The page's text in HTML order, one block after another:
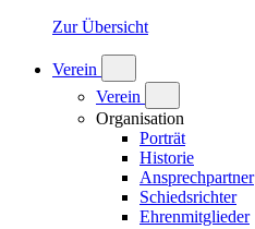
Zur Übersicht
Verein
Verein
Organisation
Porträt
Historie
Ansprechpartner
Schiedsrichter
Ehrenmitglieder